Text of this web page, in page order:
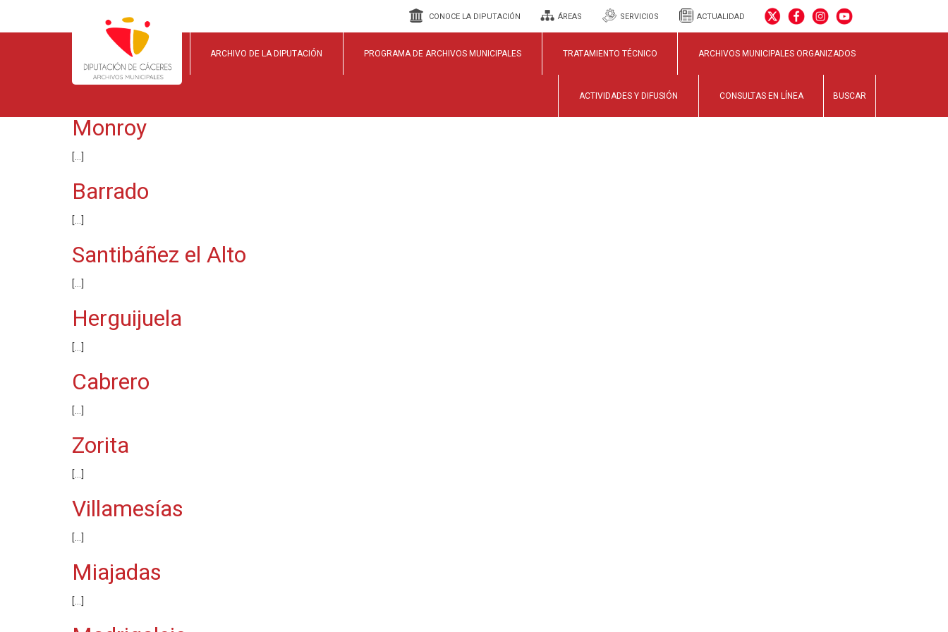
CONOCE LA DIPUTACIÓN ÁREAS SERVICIOS ACTUALIDAD
ARCHIVO DE LA DIPUTACIÓN PROGRAMA DE ARCHIVOS MUNICIPALES TRATAMIENTO TÉCNICO ARCHIVOS MUNICIPALES ORGANIZADOS
ACTIVIDADES Y DIFUSIÓN CONSULTAS EN LÍNEA BUSCAR
ARCHIVOS:
Monroy
[…]
Barrado
[…]
Santibáñez el Alto
[…]
Herguijuela
[…]
Cabrero
[…]
Zorita
[…]
Villamesías
[…]
Miajadas
[…]